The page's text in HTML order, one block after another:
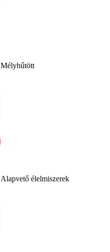
Mélyhűtött
Alapvető élelmiszerek